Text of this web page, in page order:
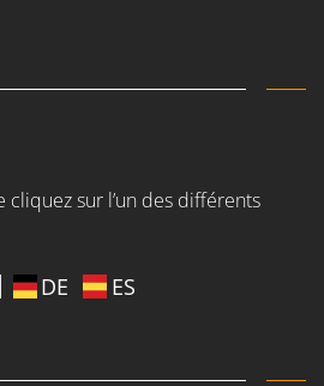
cliquez sur l’un des différents
DE ES